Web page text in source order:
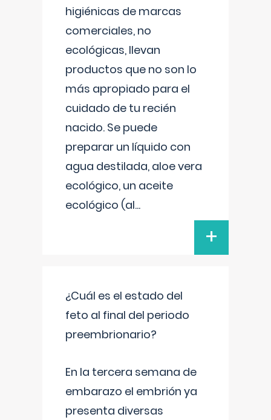
higiénicas de marcas
comerciales, no
ecológicas, llevan
productos que no son lo
más apropiado para el
cuidado de tu recién
nacido. Se puede
preparar un líquido con
agua destilada, aloe vera
ecológico, un aceite
ecológico (al...
+
¿Cuál es el estado del
feto al final del periodo
preembrionario?
En la tercera semana de
embarazo el embrión ya
presenta diversas